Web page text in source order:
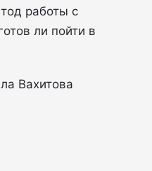
работы с
ли пойти в